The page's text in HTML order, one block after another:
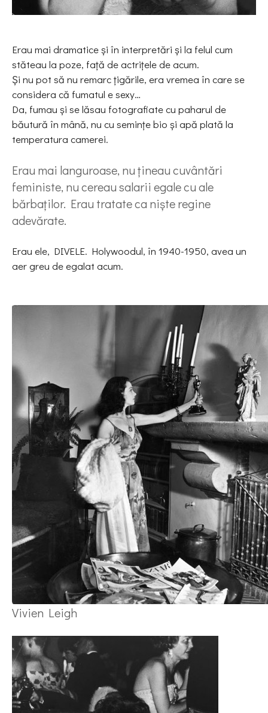
Erau mai dramatice și în interpretări și la felul cum
stăteau la poze, față de actrițele de acum.
Și nu pot să nu remarc țigările, era vremea în care se
considera că fumatul e sexy…
Da, fumau și se lăsau fotografiate cu paharul de
băutură în mână, nu cu semințe bio și apă plată la
temperatura camerei.
Erau mai languroase, nu țineau cuvântări
feministe, nu cereau salarii egale cu ale
bărbaților. Erau tratate ca niște regine
adevărate.
Erau ele, DIVELE. Holywoodul, în 1940-1950, avea un
aer greu de egalat acum.
Vivien Leigh